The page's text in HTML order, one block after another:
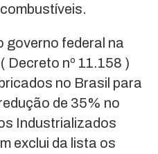
governo federal na
Decreto nº 11.158 )
no Brasil para
de 35% no
Industrializados
exclui da lista os